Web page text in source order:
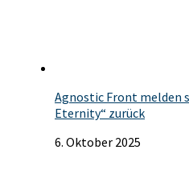
Agnostic Front melden
Eternity“ zurück
6. Oktober 2025